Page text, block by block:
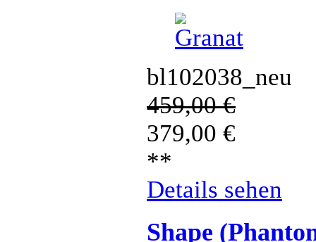
bl102038_neu
459,00€
379,00 €
**
Details sehen
Shape